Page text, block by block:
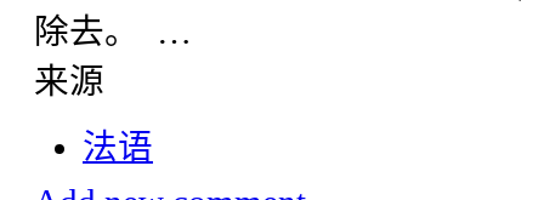
除去。 …
来源
法语